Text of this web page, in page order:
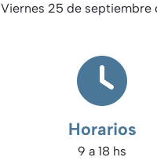
Viernes 25 de septiembre
Horarios
9 a 18 hs